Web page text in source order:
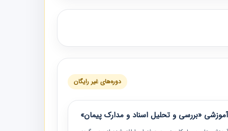
دوره‌های غیر رایگان
«بررسی و تحلیل اسناد و مدارک پیمان»